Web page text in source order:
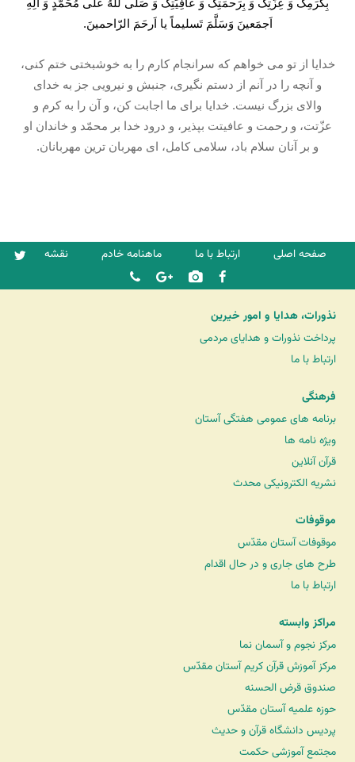
بِکَرَمِکَ وَ عِزَّتِکَ وَ بِرَحمَتِکَ وَ عافِیَتِکَ وَ صَلّی للهُ عَلی مُحَمَّدٍ وَ الِهِ
اَجمَعینَ وَسَلَّمَ تَسلیماً یا اَرحَمَ الرّاحمینَ.
خدايا از تو می خواهم كه سرانجام كارم را به خوشبختى ختم كنى،
و آنچه را در آنم از دستم نگيرى، جنبش و نيرويى جز به خداى
والاى بزرگ نيست. خدايا براى ما اجابت كن، و آن را به كرم و
عزّتت، و رحمت و عافيتت بپذير، و درود خدا بر محمّد و خاندان او
و بر آنان سلام باد، سلامى كامل، اى مهربان ترين مهربانان.
صفحه اصلی ارتباط با ما ماهنامه خادم نقشه
نذورات، هدایا و امور خیرین
پرداخت نذورات و هدایای مردمی
ارتباط با ما
فرهنگی
برنامه های عمومی هفتگی آستان
ویژه نامه ها
قرآن آنلاین
نشریه الکترونیکی محدث
موقوفات
موقوفات آستان مقدّس
طرح های جاری و در حال اقدام
ارتباط با ما
مراکز وابسته
مرکز نجوم و آسمان نما
مرکز آموزش قرآن کریم آستان مقدّس
صندوق قرض الحسنه
حوزه علمیه آستان مقدّس
پردیس دانشگاه قرآن و حدیث
مجتمع آموزشی حکمت